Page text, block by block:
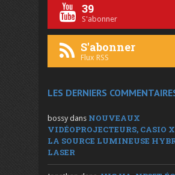
39
S'abonner
S'abonner
Flux RSS
LES DERNIERS
bossy dans NOUVEAUX
VIDÉOPROJECTEURS, CASIO
LA SOURCE LUMINEUSE
LASER